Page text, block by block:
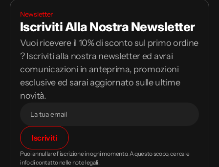
Newsletter
Iscriviti Alla Nostra Newsletter
Vuoi ricevere il 10% di sconto sul primo ordine
? Iscriviti alla nostra newsletter ed avrai
comunicazioni in anteprima, promozioni
esclusive ed sarai aggiornato sulle ultime
novità.
Il
tuo
indirizzo
email
Iscriviti
Puoi annullare l'iscrizione in ogni momento. A questo scopo, cerca le
info di contatto nelle note legali.